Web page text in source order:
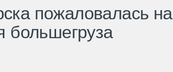
пожаловалась на
большегруза